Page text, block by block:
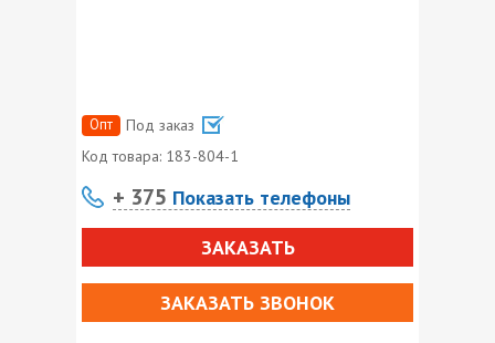
Опт
Под заказ
Код товара: 183-804-1
+ 375 Показать телефоны
ЗАКАЗАТЬ
ЗАКАЗАТЬ ЗВОНОК